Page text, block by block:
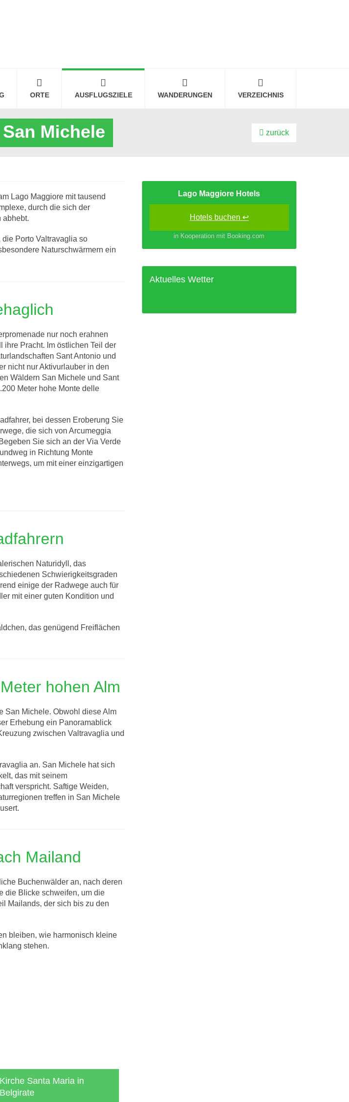
ORTE AUSFLUGSZIELE WANDERUNGEN VERZEICHNIS
Michele zurück
Lago Maggiore mit tausend
durch die sich der
abhebt.
Porto Valtravaglia so
Naturschwärmern ein
nur noch erahnen
ihre Pracht. Im östlichen Teil der
Sant Antonio und
nicht nur Aktivurlauber in den
Wäldern San Michele und Sant
Meter hohe Monte delle
bei dessen Eroberung Sie
die sich von Arcumeggia
Sie sich an der Via Verde
in Richtung Monte
um mit einer einzigartigen
Naturidyll, das
Schwierigkeitsgraden
einige der Radwege auch für
mit einer guten Kondition und
das genügend Freiflächen
hohen Alm
San Michele. Obwohl diese Alm
Erhebung ein Panoramablick
zwischen Valtravaglia und
an. San Michele hat sich
das mit seinem
verspricht. Saftige Weiden,
treffen in San Michele
Mailand
Buchenwälder an, nach deren
die Blicke schweifen, um die
Mailands, der sich bis zu den
bleiben, wie harmonisch kleine
stehen.
Kirche Santa Maria in
Belgirate
Lago Maggiore Hotels
Hotels buchen ↩
in Kooperation mit Booking.com
Aktuelles Wetter